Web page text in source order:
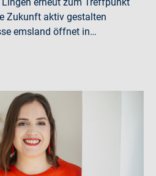
Zukunft aktiv gestalten
emsland öffnet in…